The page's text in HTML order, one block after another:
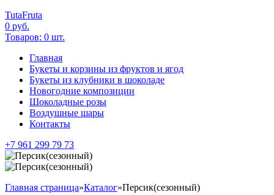
TutaFruta
0 руб.
Товаров: 0 шт.
Главная
Букеты и корзины из фруктов и ягод
Букеты из клубники в шоколаде
Новогодние композиции
Шоколадные розы
Воздушные шары
Контакты
+7 961 299 79 73
Главная страница»Каталог»Персик(сезонный)